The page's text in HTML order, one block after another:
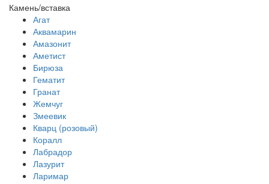
Камень/вставка
Агат
Аквамарин
Амазонит
Аметист
Бирюза
Гематит
Гранат
Жемчуг
Змеевик
Кварц (розовый)
Коралл
Лабрадор
Лазурит
Ларимар